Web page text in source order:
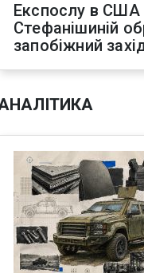
Експослу в США
Стефанішиній
запобіжний